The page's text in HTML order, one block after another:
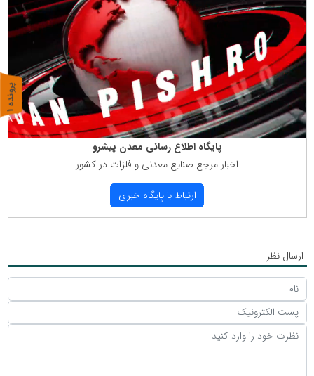
پایگاه اطلاع رسانی معدن پیشرو
اخبار مرجع صنایع معدنی و فلزات در كشور
ارتباط با پایگاه خبری
ارسال نظر
پ
ر
و
ن
د
ه
1